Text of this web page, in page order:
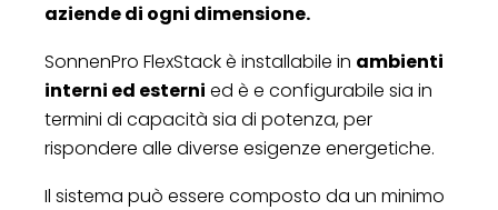
aziende di ogni dimensione.
SonnenPro FlexStack è installabile in ambienti
interni ed esterni ed è e configurabile sia in
termini di capacità sia di potenza, per
rispondere alle diverse esigenze energetiche.
Il sistema può essere composto da un minimo